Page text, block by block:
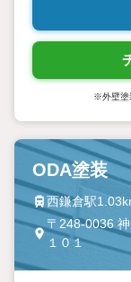
※外壁塗
ODA塗装
西鎌倉駅
〒248-0036
１０１